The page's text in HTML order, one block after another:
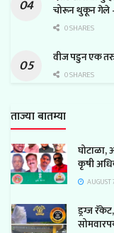
चोरून थुकून गेले –
0 SHARES
वीज पडुन एक
0 SHARES
ताज्या बातम्या
घोटाळा,
कृषी
AUGUST
ड्रग्ज